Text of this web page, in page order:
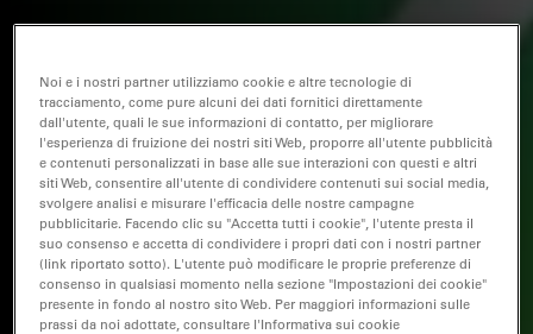
Noi e i nostri partner utilizziamo cookie e altre tecnologie di
tracciamento, come pure alcuni dei dati fornitici direttamente
dall'utente, quali le sue informazioni di contatto, per migliorare
l'esperienza di fruizione dei nostri siti Web, proporre all'utente pubblicità
e contenuti personalizzati in base alle sue interazioni con questi e altri
siti Web, consentire all'utente di condividere contenuti sui social media,
svolgere analisi e misurare l'efficacia delle nostre campagne
pubblicitarie. Facendo clic su "Accetta tutti i cookie", l'utente presta il
suo consenso e accetta di condividere i propri dati con i nostri partner
(link riportato sotto). L'utente può modificare le proprie preferenze di
consenso in qualsiasi momento nella sezione "Impostazioni dei cookie"
presente in fondo al nostro sito Web. Per maggiori informazioni sulle
prassi da noi adottate, consultare l'Informativa sui cookie